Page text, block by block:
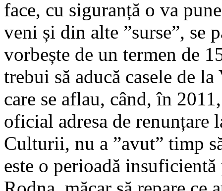
face, cu siguranță o va
veni și din alte ”surse”, se
vorbește de un termen de
trebui să aducă casele de
care se aflau, când, în
oficial adresa de renunțare
Culturii, nu a ”avut” timp
este o perioadă